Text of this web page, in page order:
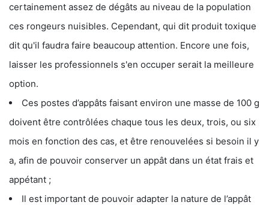
certainement assez de dégâts au niveau de la population
ces rongeurs nuisibles. Cependant, qui dit produit toxique
dit qu'il faudra faire beaucoup attention. Encore une fois,
laisser les professionnels s'en occuper serait la meilleure
option.
Ces postes d’appâts faisant environ une masse de 100 g
doivent être contrôlées chaque tous les deux, trois, ou six
mois en fonction des cas, et être renouvelées si besoin il y
a, afin de pouvoir conserver un appât dans un état frais et
appétant ;
Il est important de pouvoir adapter la nature de l’appât